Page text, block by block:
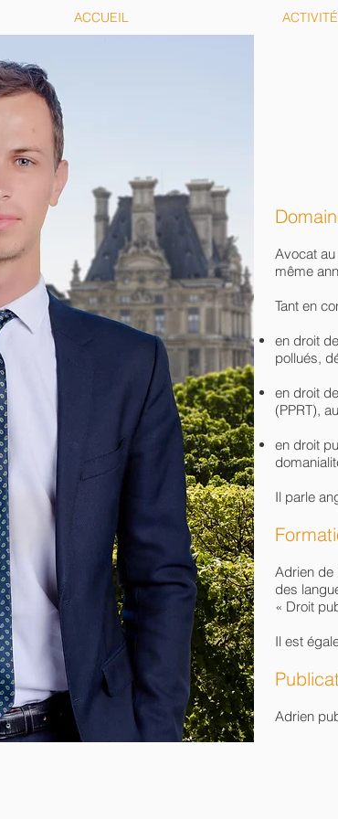
ACCUEIL
Avocat
même
Tant en
en droit
pollués,
en droit
(PPRT),
en droit
Il parle
Adrien de
des
« Droit
Il est
Adrien